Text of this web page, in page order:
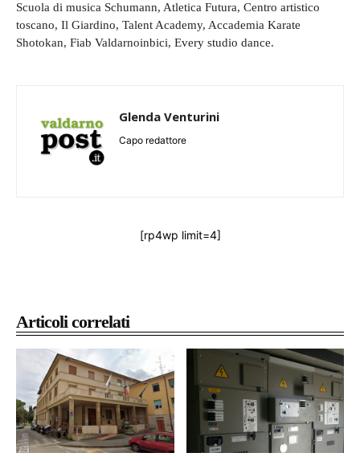
Articoli correlati
Scuola di musica Schumann, Atletica Futura, Centro artistico
toscano, Il Giardino, Talent Academy, Accademia Karate
Shotokan, Fiab Valdarnoinbici, Every studio dance.
Glenda Venturini
Capo redattore
[rp4wp limit=4]